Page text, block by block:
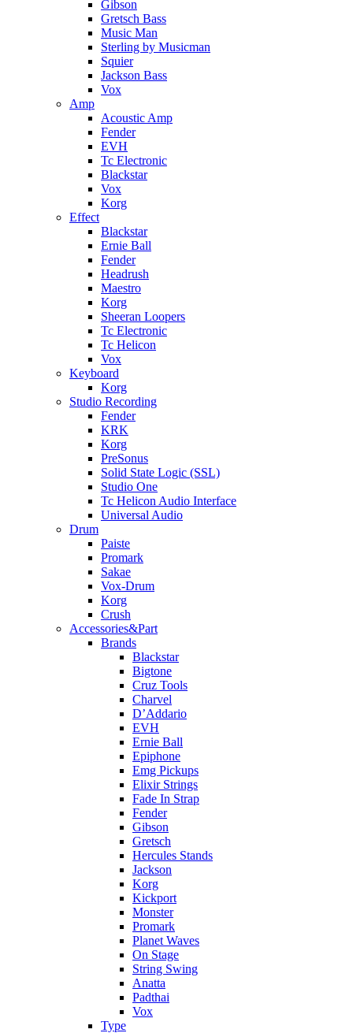
Gibson
Gretsch Bass
Music Man
Sterling by Musicman
Squier
Jackson Bass
Vox
Amp
Acoustic Amp
Fender
EVH
Tc Electronic
Blackstar
Vox
Korg
Effect
Blackstar
Ernie Ball
Fender
Headrush
Maestro
Korg
Sheeran Loopers
Tc Electronic
Tc Helicon
Vox
Keyboard
Korg
Studio Recording
Fender
KRK
Korg
PreSonus
Solid State Logic (SSL)
Studio One
Tc Helicon Audio Interface
Universal Audio
Drum
Paiste
Promark
Sakae
Vox-Drum
Korg
Crush
Accessories&Part
Brands
Blackstar
Bigtone
Cruz Tools
Charvel
D’Addario
EVH
Ernie Ball
Epiphone
Emg Pickups
Elixir Strings
Fade In Strap
Fender
Gibson
Gretsch
Hercules Stands
Jackson
Korg
Kickport
Monster
Promark
Planet Waves
On Stage
String Swing
Anatta
Padthai
Vox
Type